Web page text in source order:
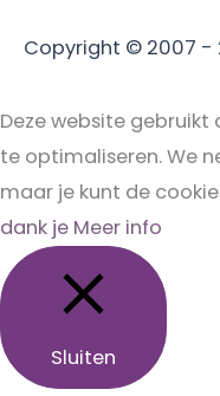
Copyright © 2007 -
Deze website
te optimaliseren. We
maar je kunt de
dank je Meer info
Sluiten